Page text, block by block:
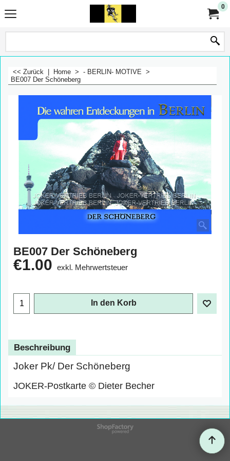
0
<< Zurück Home > - BERLIN- MOTIVE >
BE007 Der Schöneberg
BE007 Der Schöneberg
€1.00 exkl. Mehrwertsteuer
In den Korb
Beschreibung
Joker Pk/ Der Schöneberg
JOKER-Postkarte © Dieter Becher
WebShop erstellt mit
ShopFactory Shop